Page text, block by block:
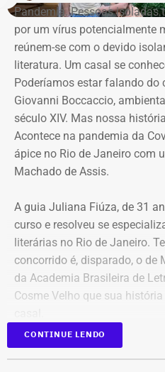
Pandemia. Pessoas isoladas
por um vírus potencialmente
reúnem-se com o devido
literatura. Um casal se
Poderíamos estar falando do
Giovanni Boccaccio,
século XIV. Mas nossa
Acontece na pandemia da
ápice no Rio de Janeiro com
Machado de Assis.
A guia Juliana Fiúza, de 31
curso e resolveu se
literárias no Rio de Janeiro.
concorrido é, disparado, o de
da Academia Brasileira de
Cosme Velho que sua
Durante a pandemia, Rui
CONTINUE LENDO